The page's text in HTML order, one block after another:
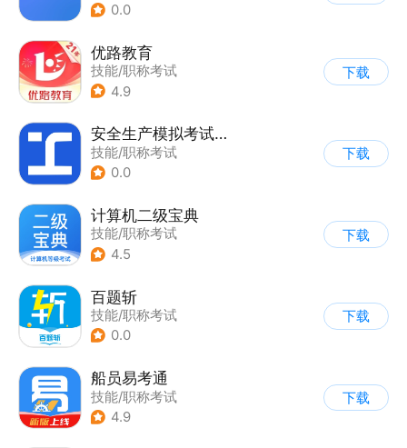
0.0
优路教育
技能/职称考试
4.9
下载
安全生产模拟考试一点通
技能/职称考试
0.0
下载
计算机二级宝典
技能/职称考试
4.5
下载
百题斩
技能/职称考试
0.0
下载
船员易考通
技能/职称考试
4.9
下载